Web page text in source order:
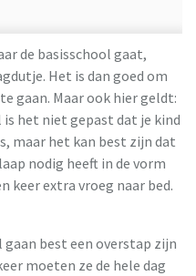
de basisschool gaat,
Het is dan goed om
gaan. Maar ook hier geldt:
het niet gepast dat je kind
maar het kan best zijn dat
nodig heeft in de vorm
keer extra vroeg naar bed.
best een overstap zijn
moeten ze de hele dag